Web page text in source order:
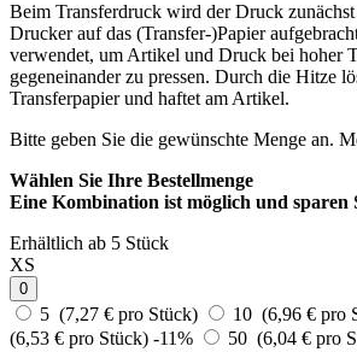
Beim Transferdruck wird der Druck
Drucker auf das (Transfer-)Papier
verwendet, um Artikel und Druck bei hoher
gegeneinander zu pressen. Durch die Hitze
Transferpapier und haftet am Artikel.
Bitte geben Sie die gewünschte Menge an.
Wählen Sie Ihre Bestellmenge
Eine Kombination ist möglich und sparen
Erhältlich ab 5 Stück
XS
0
5 (7,27 € pro Stück) 10 (6,96 € pro
(6,53 € pro Stück) -11% 50 (6,04 € pro